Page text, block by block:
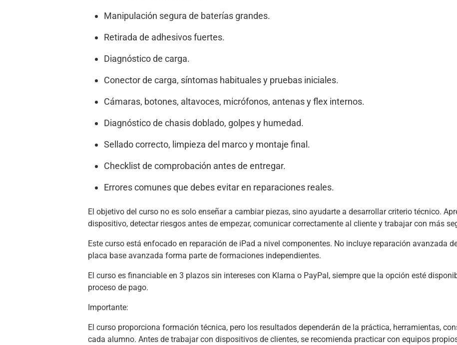
Manipulación segura de baterías grandes.
Retirada de adhesivos fuertes.
Diagnóstico de carga.
Conector de carga, síntomas habituales y pruebas iniciales.
Cámaras, botones, altavoces, micrófonos, antenas y flex internos.
Diagnóstico de chasis doblado, golpes y humedad.
Sellado correcto, limpieza del marco y montaje final.
Checklist de comprobación antes de entregar.
Errores comunes que debes evitar en reparaciones reales.
El objetivo del curso no es solo enseñar a cambiar piezas, sino ayudarte a desarrollar criterio técnico.
dispositivo, detectar riesgos antes de empezar, comunicar correctamente al cliente y trabajar con más
Este curso está enfocado en reparación de iPad a nivel componentes. No incluye reparación avanzada
placa base avanzada forma parte de formaciones independientes.
El curso es financiable en 3 plazos sin intereses con Klarna o PayPal, siempre que la opción esté
proceso de pago.
Importante:
El curso proporciona formación técnica, pero los resultados dependerán de la práctica, herramientas,
cada alumno. Antes de trabajar con dispositivos de clientes, se recomienda practicar con equipos